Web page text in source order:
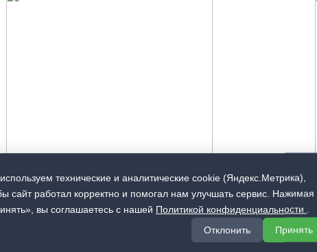
технические и аналитические cookie (Яндекс.Метрика),
сайт работал корректно и помогал нам улучшать сервис. Нажимая
вы соглашаетесь с нашей Политикой конфиденциальности .
Отклонить
Принять